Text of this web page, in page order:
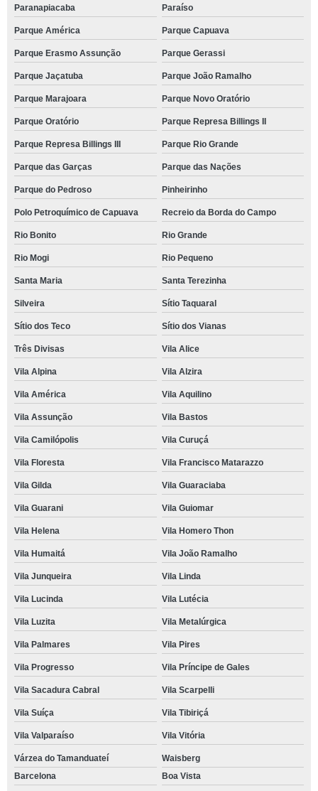
Paranapiacaba Paraíso
Parque América Parque Capuava
Parque Erasmo Assunção Parque Gerassi
Parque Jaçatuba Parque João Ramalho
Parque Marajoara Parque Novo Oratório
Parque Oratório Parque Represa Billings II
Parque Represa Billings III Parque Rio Grande
Parque das Garças Parque das Nações
Parque do Pedroso Pinheirinho
Polo Petroquímico de Capuava Recreio da Borda do Campo
Rio Bonito Rio Grande
Rio Mogi Rio Pequeno
Santa Maria Santa Terezinha
Silveira Sítio Taquaral
Sítio dos Teco Sítio dos Vianas
Três Divisas Vila Alice
Vila Alpina Vila Alzira
Vila América Vila Aquilino
Vila Assunção Vila Bastos
Vila Camilópolis Vila Curuçá
Vila Floresta Vila Francisco Matarazzo
Vila Gilda Vila Guaraciaba
Vila Guarani Vila Guiomar
Vila Helena Vila Homero Thon
Vila Humaitá Vila João Ramalho
Vila Junqueira Vila Linda
Vila Lucinda Vila Lutécia
Vila Luzita Vila Metalúrgica
Vila Palmares Vila Pires
Vila Progresso Vila Príncipe de Gales
Vila Sacadura Cabral Vila Scarpelli
Vila Suíça Vila Tibiriçá
Vila Valparaíso Vila Vitória
Várzea do Tamanduateí
Waisberg
Barcelona
Boa Vista